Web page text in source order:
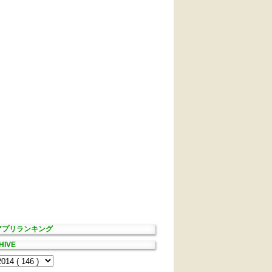
プリランキング